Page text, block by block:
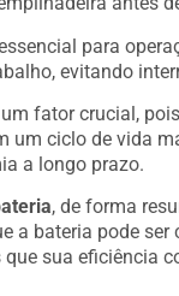
para
evitando
fator crucial,
um ciclo de vida
a longo prazo.
, de forma
a bateria pode ser
que sua eficiência